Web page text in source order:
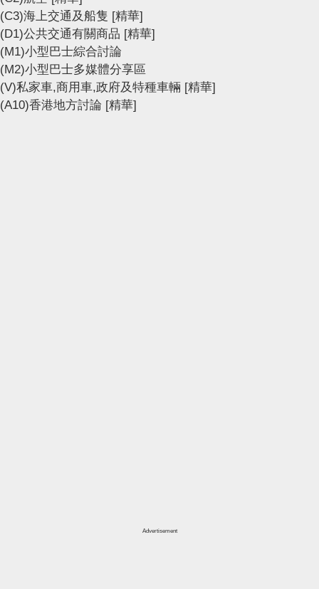
(C3)海上交通及船隻 [精華]
(D1)公共交通有關商品 [精華]
(M1)小型巴士綜合討論
(M2)小型巴士多媒體分享區
(V)私家車,商用車,政府及特種車輛 [精華]
(A10)香港地方討論 [精華]
Advertisement